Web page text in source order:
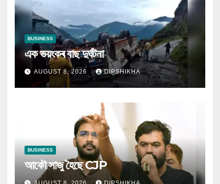
BUSINESS
এক ভয়ংকৰ বাছ দুৰ্ঘটনা
AUGUST 8, 2026 DIPSHIKHA
BUSINESS
আকৌ সাজু হৈছে CJP